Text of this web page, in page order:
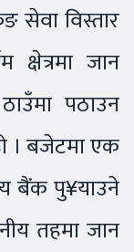
विस्तार
क्षेत्रमा जान
पठाउन
। बजेटमा एक
बैंक पु¥याउने
तहमा जान